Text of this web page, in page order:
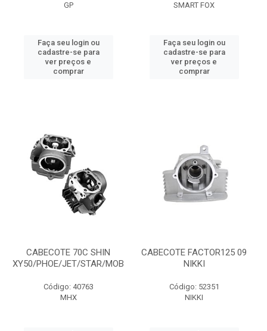
GP
Faça seu login ou
cadastre-se para
ver preços e
comprar
SMART FOX
Faça seu login ou
cadastre-se para
ver preços e
comprar
CABECOTE 70C SHIN
XY50/PHOE/JET/STAR/MOB
Código: 40763
MHX
CABECOTE FACTOR125 09
NIKKI
Código: 52351
NIKKI